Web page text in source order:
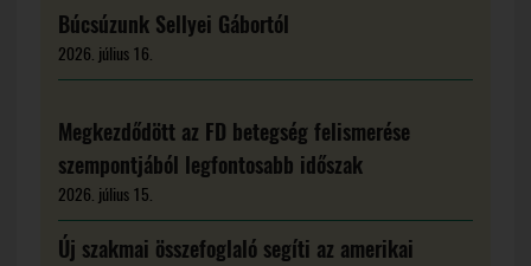
Búcsúzunk Sellyei Gábortól
2026. július 16.
Megkezdődött az FD betegség felismerése
szempontjából legfontosabb időszak
2026. július 15.
Új szakmai összefoglaló segíti az amerikai